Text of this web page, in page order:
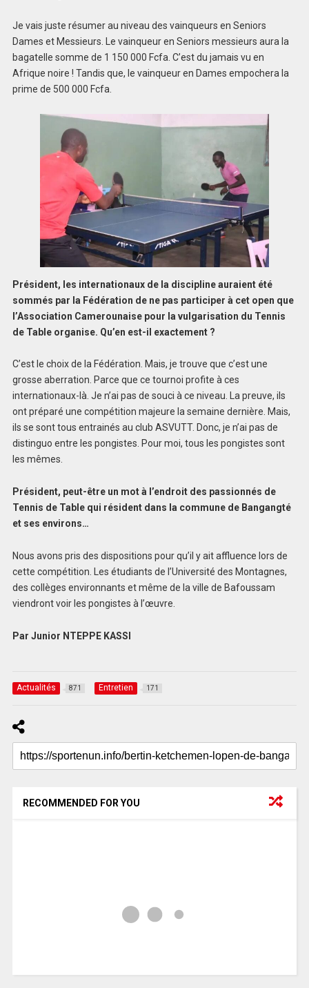
Je vais juste résumer au niveau des vainqueurs en Seniors
Dames et Messieurs. Le vainqueur en Seniors messieurs aura la
bagatelle somme de 1 150 000 Fcfa. C’est du jamais vu en
Afrique noire ! Tandis que, le vainqueur en Dames empochera la
prime de 500 000 Fcfa.
Président, les internationaux de la discipline auraient été
sommés par la Fédération de ne pas participer à cet open que
l’Association Camerounaise pour la vulgarisation du Tennis
de Table organise. Qu’en est-il exactement ?
C’est le choix de la Fédération. Mais, je trouve que c’est une
grosse aberration. Parce que ce tournoi profite à ces
internationaux-là. Je n’ai pas de souci à ce niveau. La preuve, ils
ont préparé une compétition majeure la semaine dernière. Mais,
ils se sont tous entrainés au club ASVUTT. Donc, je n’ai pas de
distinguo entre les pongistes. Pour moi, tous les pongistes sont
les mêmes.
Président, peut-être un mot à l’endroit des passionnés de
Tennis de Table qui résident dans la commune de Bangangté
et ses environs…
Nous avons pris des dispositions pour qu’il y ait affluence lors de
cette compétition. Les étudiants de l’Université des Montagnes,
des collèges environnants et même de la ville de Bafoussam
viendront voir les pongistes à l’œuvre.
Par Junior NTEPPE KASSI
Actualités 871 Entretien 171
RECOMMENDED FOR YOU